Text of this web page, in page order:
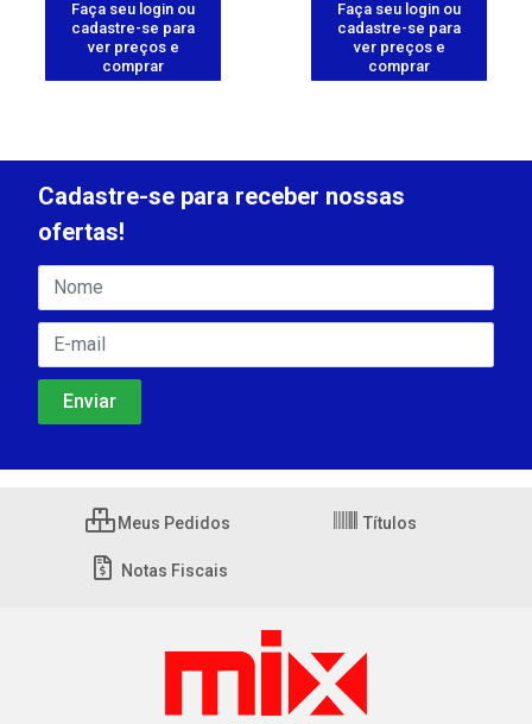
Faça seu login ou
cadastre-se para
ver preços e
comprar
Faça seu login ou
cadastre-se para
ver preços e
comprar
Cadastre-se para receber nossas
ofertas!
Meus Pedidos Títulos
Notas Fiscais